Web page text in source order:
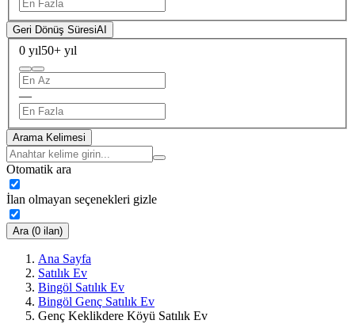
Geri Dönüş SüresiAI
0 yıl50+ yıl
—
Arama Kelimesi
Otomatik ara
İlan olmayan seçenekleri gizle
Ara (0 ilan)
Ana Sayfa
Satılık Ev
Bingöl Satılık Ev
Bingöl Genç Satılık Ev
Genç Keklikdere Köyü Satılık Ev